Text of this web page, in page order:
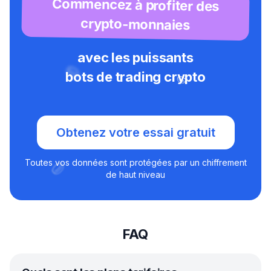
Commencez à profiter des
crypto-monnaies
avec les puissants
bots de trading crypto
Obtenez votre essai gratuit
Toutes vos données sont protégées par un chiffrement
de haut niveau
FAQ